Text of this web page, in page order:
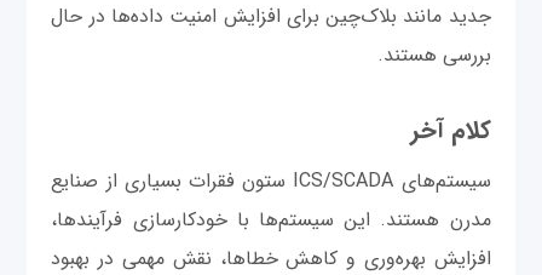
جدید مانند بلاک‌چین برای افزایش امنیت داده‌ها در حال
بررسی هستند.
کلام آخر
سیستم‌های ICS/SCADA ستون فقرات بسیاری از صنایع
مدرن هستند. این سیستم‌ها با خودکارسازی فرآیندها،
افزایش بهره‌وری و کاهش خطاها، نقش مهمی در بهبود